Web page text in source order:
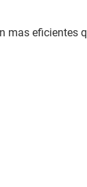
mas eficientes q